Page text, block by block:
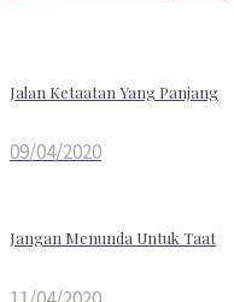
Jalan Ketaatan Yang Panjang
09/04/2020
Jangan Menunda Untuk Taat